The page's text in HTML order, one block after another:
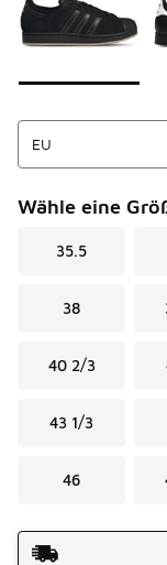
Wähle eine
35.5
38
40 2/3
43 1/3
46
Versandart